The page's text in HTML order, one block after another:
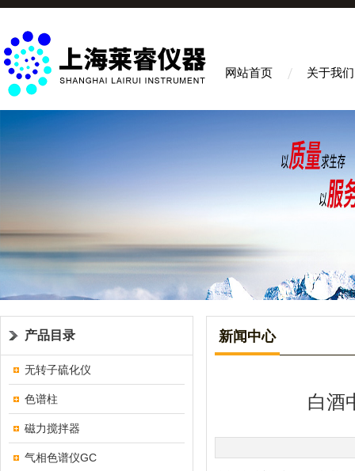
网站首页 关于我们
产品目录
无转子硫化仪
色谱柱
磁力搅拌器
气相色谱仪GC
新闻中心
白酒